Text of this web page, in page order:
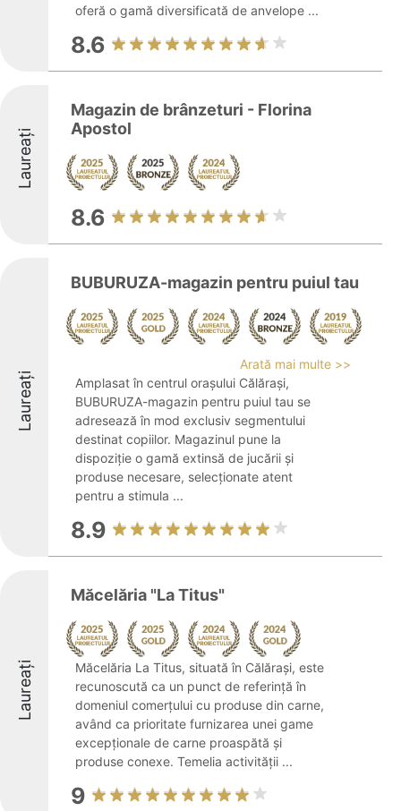
oferă o gamă diversificată de anvelope ...
8.6
Laureați
Magazin de brânzeturi - Florina
Apostol
8.6
Laureați
BUBURUZA-magazin pentru puiul tau
Arată mai multe >>
Amplasat în centrul orașului Călărași,
BUBURUZA-magazin pentru puiul tau se
adresează în mod exclusiv segmentului
destinat copiilor. Magazinul pune la
dispoziție o gamă extinsă de jucării și
produse necesare, selecționate atent
pentru a stimula ...
8.9
Laureați
Măcelăria "La Titus"
Măcelăria La Titus, situată în Călărași, este
recunoscută ca un punct de referință în
domeniul comerțului cu produse din carne,
având ca prioritate furnizarea unei game
excepționale de carne proaspătă și
produse conexe. Temelia activității ...
9